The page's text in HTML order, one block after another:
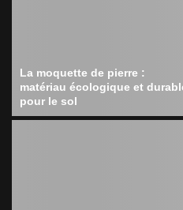
La moquette de pierre :
matériau écologique et
pour le sol